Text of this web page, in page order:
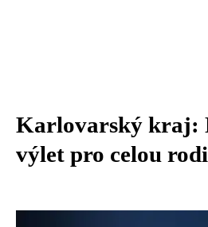
Karlovarský kraj:
výlet pro celou